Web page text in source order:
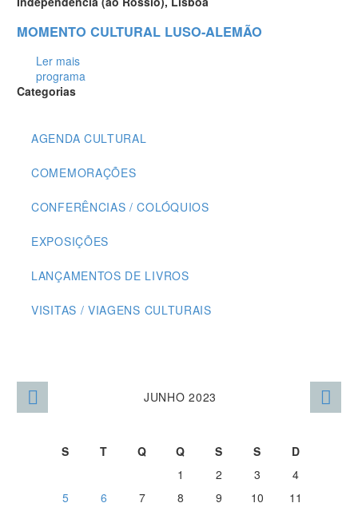
MOMENTO CULTURAL LUSO-ALEMÃO
Ler mais
programa
Categorias
AGENDA CULTURAL
COMEMORAÇÕES
CONFERÊNCIAS / COLÓQUIOS
EXPOSIÇÕES
LANÇAMENTOS DE LIVROS
VISITAS / VIAGENS CULTURAIS
JUNHO 2023
S T Q Q S S
D
1
2 3
4
5
6 7 8 9 10
11